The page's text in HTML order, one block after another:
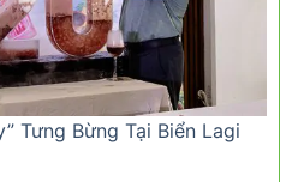
Tưng Bừng Tại Biển Lagi